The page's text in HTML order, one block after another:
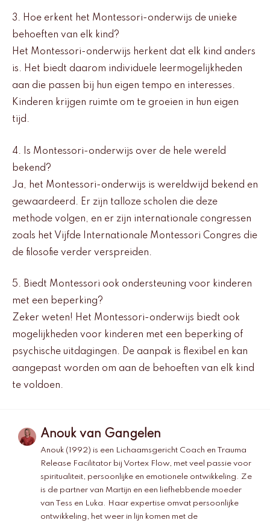
3. Hoe erkent het Montessori-onderwijs de unieke
behoeften van elk kind?
Het Montessori-onderwijs herkent dat elk kind anders
is. Het biedt daarom individuele leermogelijkheden
aan die passen bij hun eigen tempo en interesses.
Kinderen krijgen ruimte om te groeien in hun eigen
tijd.
4. Is Montessori-onderwijs over de hele wereld
bekend?
Ja, het Montessori-onderwijs is wereldwijd bekend en
gewaardeerd. Er zijn talloze scholen die deze
methode volgen, en er zijn internationale congressen
zoals het Vijfde Internationale Montessori Congres die
de filosofie verder verspreiden.
5. Biedt Montessori ook ondersteuning voor kinderen
met een beperking?
Zeker weten! Het Montessori-onderwijs biedt ook
mogelijkheden voor kinderen met een beperking of
psychische uitdagingen. De aanpak is flexibel en kan
aangepast worden om aan de behoeften van elk kind
te voldoen.
Anouk van Gangelen
Anouk (1992) is een Lichaamsgericht Coach en Trauma
Release Facilitator bij Vortex Flow, met veel passie voor
spiritualiteit, persoonlijke en emotionele ontwikkeling. Ze
is de partner van Martijn en een liefhebbende moeder
van Tess en Luka. Haar expertise omvat persoonlijke
ontwikkeling, het weer in lijn komen met de